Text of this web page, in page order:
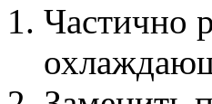
Частично